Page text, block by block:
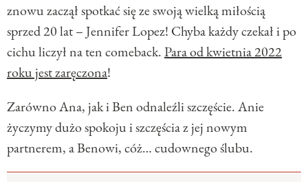
znowu zaczął spotkać się ze swoją wielką miłością
sprzed 20 lat – Jennifer Lopez! Chyba każdy czekał i po
cichu liczył na ten comeback.Para od kwietnia 2022
roku jest zaręczona!
Zarówno Ana, jak i Ben odnaleźli szczęście. Anie
życzymy dużo spokoju i szczęścia z jej nowym
partnerem, a Benowi, cóż… cudownego ślubu.